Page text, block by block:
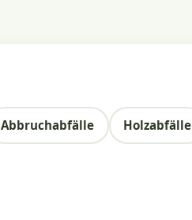
Abbruchabfälle Holzabfälle